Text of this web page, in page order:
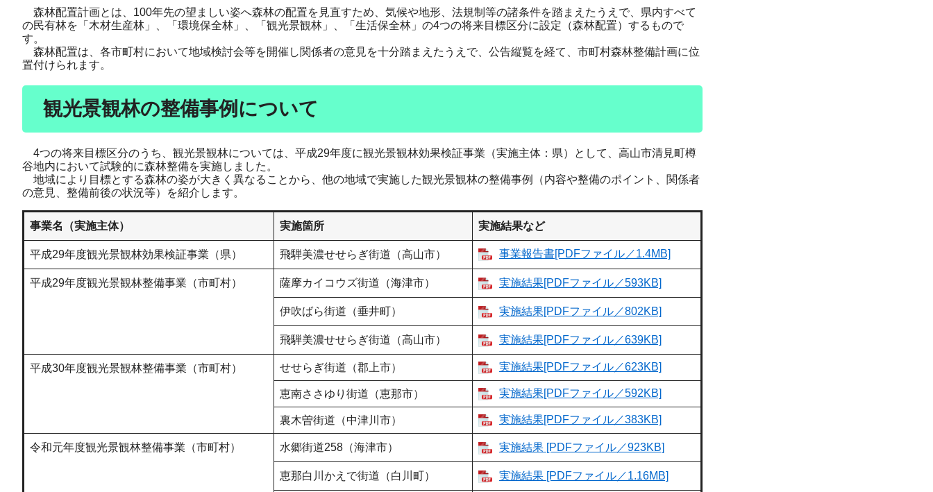
森林配置計画とは、100年先の望ましい姿へ森林の配置を見直すため、気候や地形、法規制等の諸条件を踏まえたうえで、県内すべて
の民有林を「木材生産林」、「環境保全林」、「観光景観林」、「生活保全林」の4つの将来目標区分に設定（森林配置）するもので
す。
森林配置は、各市町村において地域検討会等を開催し関係者の意見を十分踏まえたうえで、公告縦覧を経て、市町村森林整備計画に位
置付けられます。
観光景観林の整備事例について
4つの将来目標区分のうち、観光景観林については、平成29年度に観光景観林効果検証事業（実施主体：県）として、高山市清見町樽
谷地内において試験的に森林整備を実施しました。
地域により目標とする森林の姿が大きく異なることから、他の地域で実施した観光景観林の整備事例（内容や整備のポイント、関係者
の意見、整備前後の状況等）を紹介します。
事業名（実施主体） 実施箇所 実施結果など
平成29年度観光景観林効果検証事業（県） 飛騨美濃せせらぎ街道（高山市） 事業報告書[PDFファイル／1.4MB]
平成29年度観光景観林整備事業（市町村） 薩摩カイコウズ街道（海津市） 実施結果[PDFファイル／593KB]
伊吹ばら街道（垂井町） 実施結果[PDFファイル／802KB]
飛騨美濃せせらぎ街道（高山市） 実施結果[PDFファイル／639KB]
平成30年度観光景観林整備事業（市町村） せせらぎ街道（郡上市） 実施結果[PDFファイル／623KB]
恵南ささゆり街道（恵那市） 実施結果[PDFファイル／592KB]
裏木曽街道（中津川市） 実施結果[PDFファイル／383KB]
令和元年度観光景観林整備事業（市町村） 水郷街道258（海津市） 実施結果 [PDFファイル／923KB]
恵那白川かえで街道（白川町） 実施結果 [PDFファイル／1.16MB]